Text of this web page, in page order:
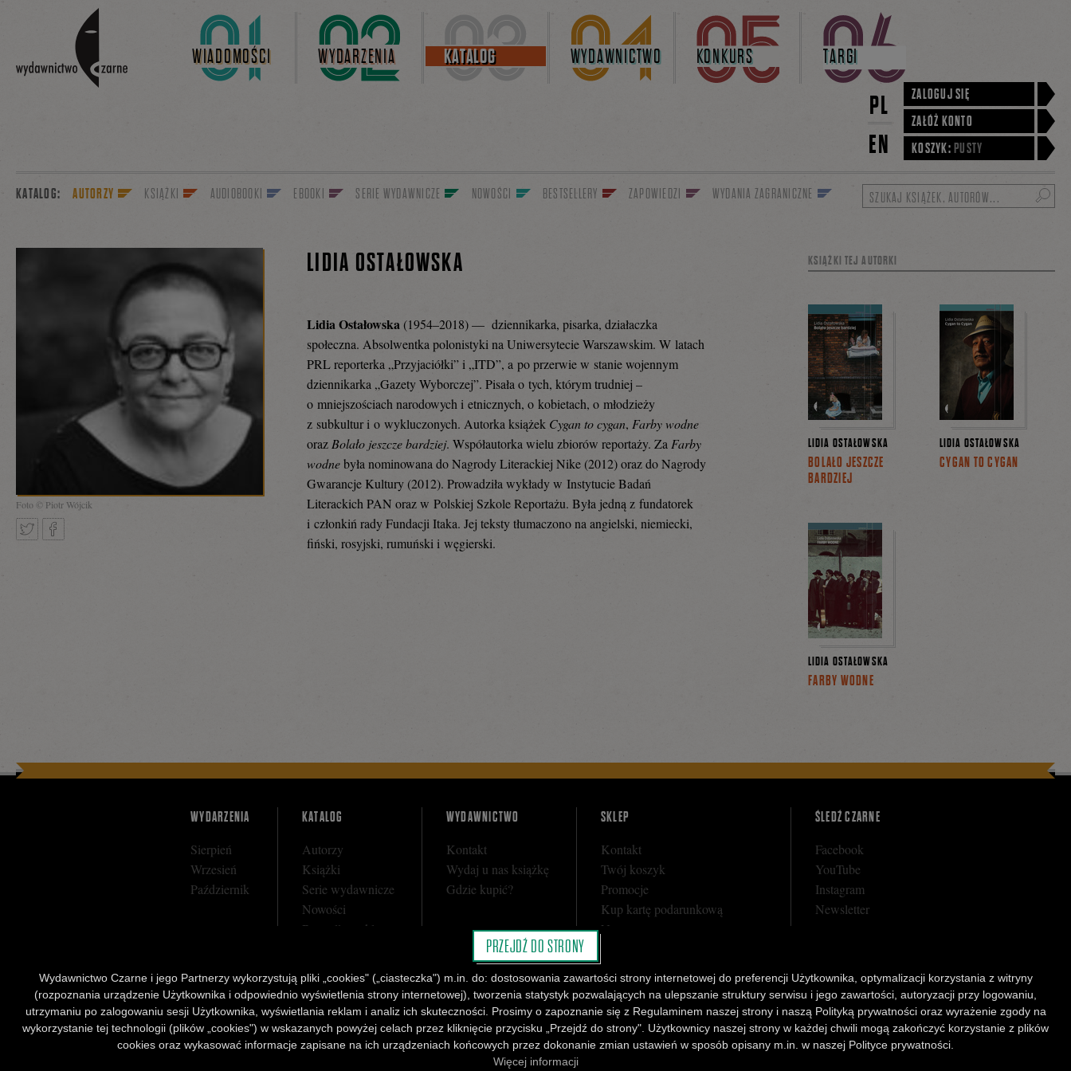
WIADOMOŚCI WYDARZENIA KATALOG WYDAWNICTWO KONKURS TARGI
PL
EN
ZALOGUJ SIĘ
ZAŁÓŻ KONTO
KOSZYK: PUSTY
KATALOG: AUTORZY KSIĄŻKI AUDIOBOOKI EBOOKI SERIE WYDAWNICZE NOWOŚCI BESTSELLERY ZAPOWIEDZI WYDANIA ZAGRANICZNE
LIDIA OSTAŁOWSKA
Foto © Piotr Wójcik
Facebooku
Lidia Ostałowska (1954–2018) — dziennikarka, pisarka, działaczka
społeczna. Absolwentka polonistyki na Uniwersytecie Warszawskim. W latach
PRL reporterka „Przyjaciółki” i „ITD”, a po przerwie w stanie wojennym
dziennikarka „Gazety Wyborczej”. Pisała o tych, którym trudniej –
o mniejszościach narodowych i etnicznych, o kobietach, o młodzieży
z subkultur i o wykluczonych. Autorka książek Cygan to cygan, Farby wodne
oraz Bolało jeszcze bardziej. Współautorka wielu zbiorów reportaży. Za Farby
wodnebyła nominowana do Nagrody Literackiej Nike (2012) oraz do Nagrody
Gwarancje Kultury (2012). Prowadziła wykłady w Instytucie Badań
Literackich PAN oraz w Polskiej Szkole Reportażu. Była jedną z fundatorek
i członkiń rady Fundacji Itaka. Jej teksty tłumaczono na angielski, niemiecki,
fiński, rosyjski, rumuński i węgierski.
KSIĄŻKI TEJ AUTORKI
LIDIA OSTAŁOWSKA
BOLAŁO JESZCZE
BARDZIEJ
LIDIA OSTAŁOWSKA
CYGAN TO CYGAN
LIDIA OSTAŁOWSKA
FARBY WODNE
WYDARZENIA
Sierpień
Wrzesień
Październik
KATALOG
Autorzy
Książki
Serie wydawnicze
Nowości
Bestsellery sklepu
WYDAWNICTWO
Kontakt
Wydaj u nas książkę
Gdzie kupić?
SKLEP
Kontakt
Twój koszyk
Promocje
Kup kartę podarunkową
Nota prawna
Polityka prywatności
Regulamin Klubu Czarnego
Regulamin Karty Podarunkowej
ŚLEDŹ CZARNE
Facebook
YouTube
Instagram
Newsletter
PRZEJDŹ DO STRONY
Wydawnictwo Czarne i jego Partnerzy wykorzystują pliki „cookies" („ciasteczka") m.in. do: dostosowania zawartości strony internetowej do preferencji Użytkownika, optymalizacji korzystania z witryny
(rozpoznania urządzenie Użytkownika i odpowiednio wyświetlenia strony internetowej), tworzenia statystyk pozwalających na ulepszanie struktury serwisu i jego zawartości, autoryzacji przy logowaniu,
utrzymaniu po zalogowaniu sesji Użytkownika, wyświetlania reklam i analiz ich skuteczności. Prosimy o zapoznanie się z Regulaminem naszej strony i naszą Polityką prywatności oraz wyrażenie zgody na
wykorzystanie tej technologii (plików „cookies") w wskazanych powyżej celach przez kliknięcie przycisku „Przejdź do strony". Użytkownicy naszej strony w każdej chwili mogą zakończyć korzystanie z plików
cookies oraz wykasować informacje zapisane na ich urządzeniach końcowych przez dokonanie zmian ustawień w sposób opisany m.in. w naszej Polityce prywatności.
Więcej informacji